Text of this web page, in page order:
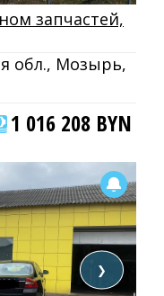
запчастей,
обл., Мозырь,
1 016 208 BYN
❯